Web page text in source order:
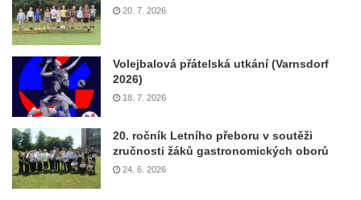
20. 7. 2026
Volejbalová přátelská utkání (Varnsdorf
2026)
18. 7. 2026
20. ročník Letního přeboru v soutěži
zručnosti žáků gastronomických oborů
24. 6. 2026